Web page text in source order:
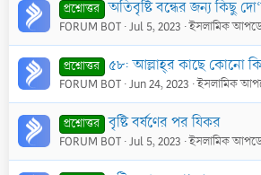
প্রশ্নোত্তর অতিবৃষ্টি বন্ধের জন্য কিছু
FORUM BOT Jul 5, 2023 ইসলামিক
প্রশ্নোত্তর ৫৮: আল্লাহ্‌র কাছে কোনো কিছু চাওয়ার ক্ষেত্রে মৃত
FORUM BOT Jun 24, 2023 ইসলামিক
প্রশ্নোত্তর বৃষ্টি বর্ষণের পর যিকর
FORUM BOT Jul 5, 2023 ইসলামিক